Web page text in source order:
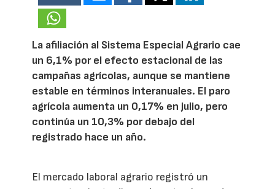
La afiliación al Sistema Especial Agrario cae
un 6,1% por el efecto estacional de las
campañas agrícolas, aunque se mantiene
estable en términos interanuales. El paro
agrícola aumenta un 0,17% en julio, pero
continúa un 10,3% por debajo del
registrado hace un año.
El mercado laboral agrario registró un